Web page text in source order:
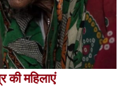
की महिलाएं